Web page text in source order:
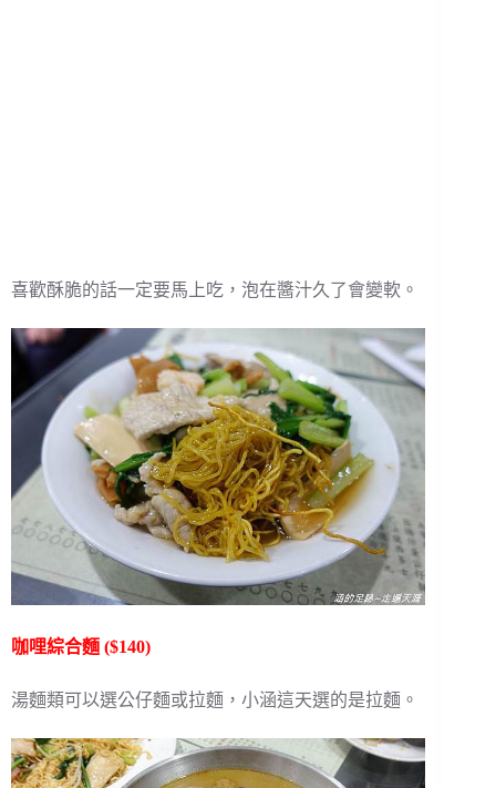
喜歡酥脆的話一定要馬上吃，泡在醬汁久了會變軟。
咖哩綜合麵 ($140)
湯麵類可以選公仔麵或拉麵，小涵這天選的是拉麵。